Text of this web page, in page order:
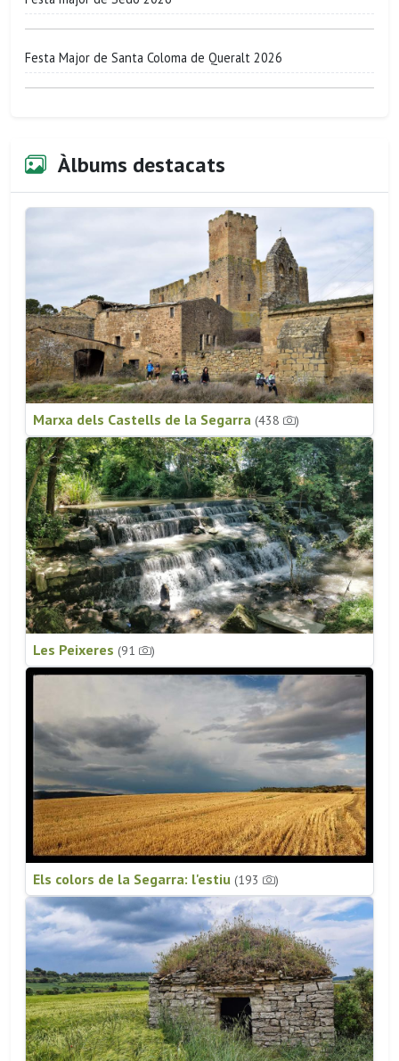
Festa Major de Santa Coloma de Queralt 2026
Àlbums destacats
Marxa dels Castells de la Segarra (438 )
Les Peixeres (91 )
Els colors de la Segarra: l'estiu (193 )